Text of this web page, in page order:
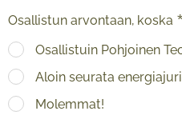
Osallistun arvontaan, koska
Osallistuin Pohjoinen
Aloin seurata
Molemmat!